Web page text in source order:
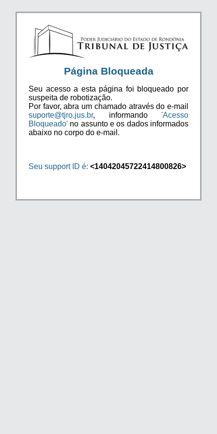
Página Bloqueada
Seu acesso a esta página foi bloqueado por
suspeita de robotização.
Por favor, abra um chamado através do e-mail
suporte@tjro.jus.br, informando 'Acesso
Bloqueado' no assunto e os dados informados
abaixo no corpo do e-mail.
Seu support ID é: <14042045722414800826>